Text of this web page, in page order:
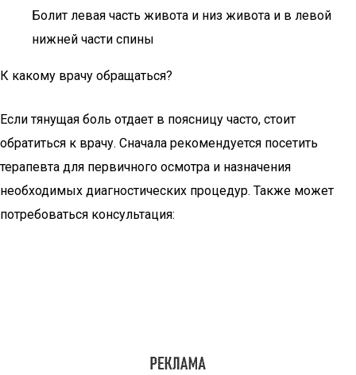
Болит левая часть живота и низ живота и в левой
нижней части спины
К какому врачу обращаться?
Если тянущая боль отдает в поясницу часто, стоит
обратиться к врачу. Сначала рекомендуется посетить
терапевта для первичного осмотра и назначения
необходимых диагностических процедур. Также может
потребоваться консультация: